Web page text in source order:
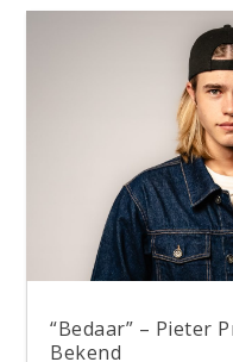
“Bedaar” – Pieter
Bekend